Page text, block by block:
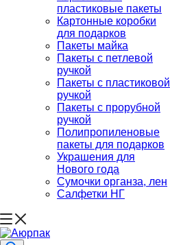
пластиковые пакеты
Картонные коробки
для подарков
Пакеты майка
Пакеты с петлевой
ручкой
Пакеты с пластиковой
ручкой
Пакеты с прорубной
ручкой
Полипропиленовые
пакеты для подарков
Украшения для
Нового года
Сумочки органза, лен
Салфетки НГ